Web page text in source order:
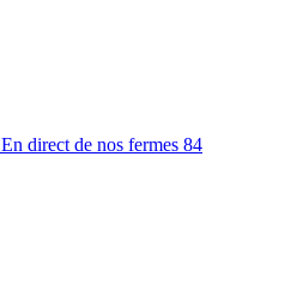
En direct de nos fermes 84